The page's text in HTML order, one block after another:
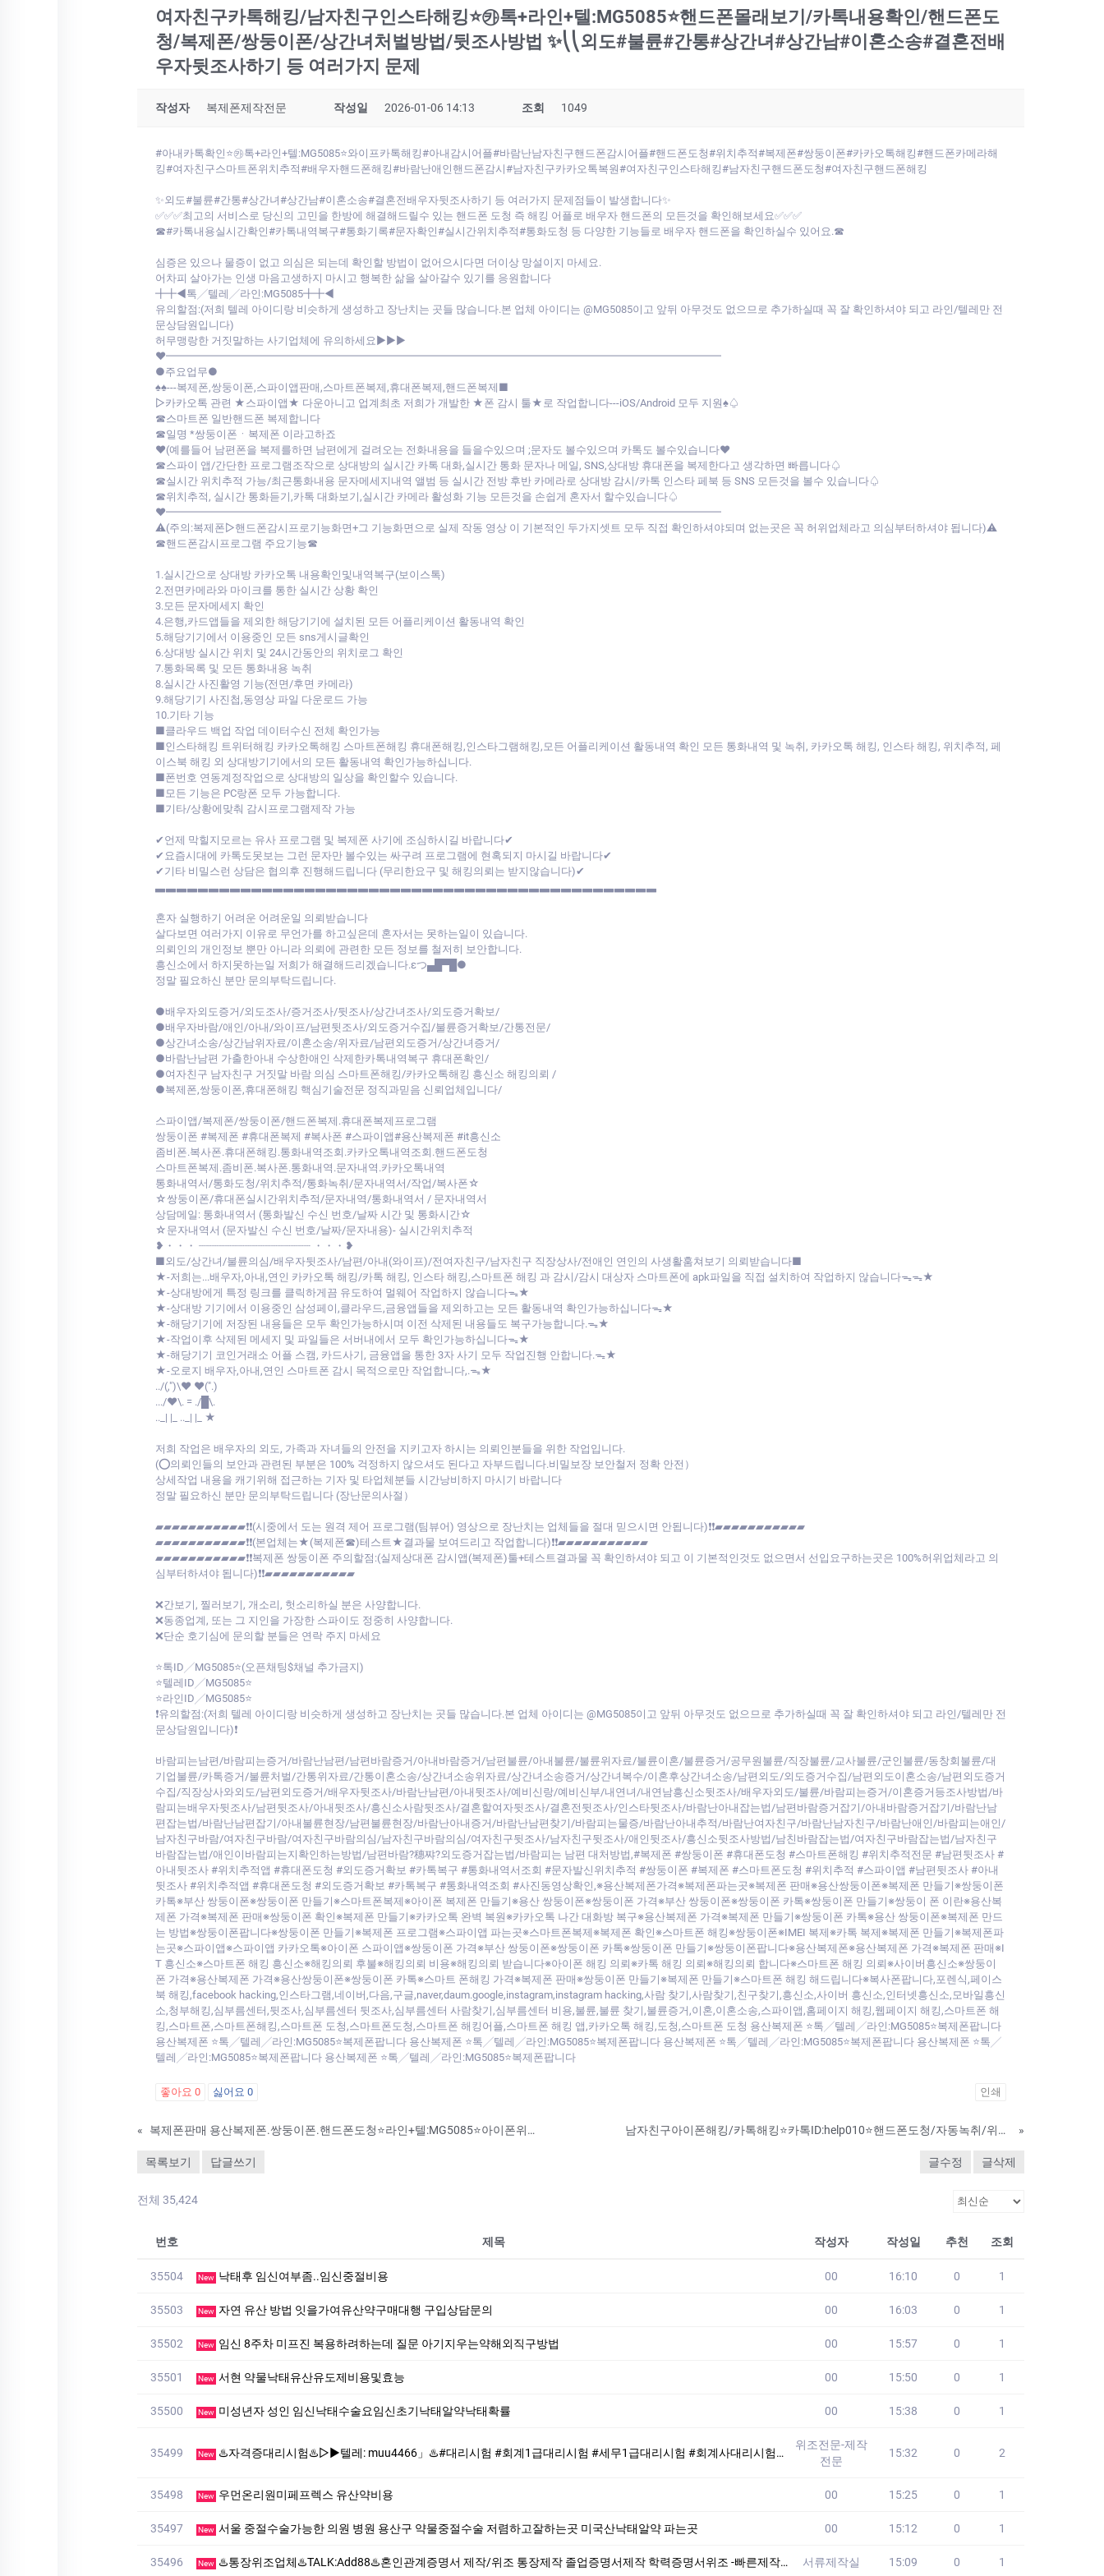
여자친구카톡해킹/남자친구인스타해킹⭐㉸톡+라인+텔:MG5085⭐핸드폰몰래보기/카톡내용확인/핸드폰도
청/복제폰/쌍둥이폰/상간녀처벌방법/뒷조사방법 ✨⎝⎝외도#불륜#간통#상간녀#상간남#이혼소송#결혼전배
우자뒷조사하기 등 여러가지 문제
작성자 복제폰제작전문 작성일 2026-01-06 14:13 조회 1049
#아내카톡확인⭐㉸톡+라인+텔:MG5085⭐와이프카톡해킹#아내감시어플#바람난남자친구핸드폰감시어플#핸드폰도청#위치추적#복제폰#쌍둥이폰#카카오톡해킹#핸드폰카메라해
킹#여자친구스마트폰위치추적#배우자핸드폰해킹#바람난애인핸드폰감시#남자친구카카오톡복원#여자친구인스타해킹#남자친구핸드폰도청#여자친구핸드폰해킹
✨외도#불륜#간통#상간녀#상간남#이혼소송#결혼전배우자뒷조사하기 등 여러가지 문제점들이 발생합니다✨
✅✅✅최고의 서비스로 당신의 고민을 한방에 해결해드릴수 있는 핸드폰 도청 즉 해킹 어플로 배우자 핸드폰의 모든것을 확인해보세요✅✅✅
☎#카톡내용실시간확인#카톡내역복구#통화기록#문자확인#실시간위치추적#통화도청 등 다양한 기능들로 배우자 핸드폰을 확인하실수 있어요.☎
심증은 있으나 물증이 없고 의심은 되는데 확인할 방법이 없어으시다면 더이상 망설이지 마세요.
어차피 살아가는 인생 마음고생하지 마시고 행복한 삶을 살아갈수 있기를 응원합니다
╋╋◀톡╱텔레╱라인:MG5085╋╋◀
유의할점:(저희 텔레 아이디랑 비슷하게 생성하고 장난치는 곳들 많습니다.본 업체 아이디는 @MG5085이고 앞뒤 아무것도 없으므로 추가하실때 꼭 잘 확인하셔야 되고 라인/텔레만 전
문상담원입니다)
허무맹랑한 거짓말하는 사기업체에 유의하세요▶▶▶
♥━━━━━━━━━━━━━━━━━━━━━━━━━━━━━━━━━━━━━━━━━━━━━━━━━━━━
●주요업무●
♠♠---복제폰,쌍둥이폰,스파이앱판매,스마트폰복제,휴대폰복제,핸드폰복제■
▷카카오톡 관련 ★스파이앱★ 다운아니고 업계최초 저희가 개발한 ★폰 감시 툴★로 작업합니다---iOS/Android 모두 지원♠♤
☎스마트폰 일반핸드폰 복제합니다
☎일명 *쌍둥이폰ㆍ복제폰 이라고하죠
♥(예를들어 남편폰을 복제를하면 남편에게 걸려오는 전화내용을 들을수있으며 ;문자도 볼수있으며 카톡도 볼수있습니다♥
☎스파이 앱/간단한 프로그램조작으로 상대방의 실시간 카톡 대화,실시간 통화 문자나 메일, SNS,상대방 휴대폰을 복제한다고 생각하면 빠릅니다♤
☎실시간 위치추적 가능/최근통화내용 문자메세지내역 앨범 등 실시간 전방 후반 카메라로 상대방 감시/카톡 인스타 페북 등 SNS 모든것을 볼수 있습니다♤
☎위치추적, 실시간 통화듣기,카톡 대화보기,실시간 카메라 활성화 기능 모든것을 손쉽게 혼자서 할수있습니다♤
♥━━━━━━━━━━━━━━━━━━━━━━━━━━━━━━━━━━━━━━━━━━━━━━━━━━━━
⚠️(주의:복제폰▷핸드폰감시프로기능화면+그 기능화면으로 실제 작동 영상 이 기본적인 두가지셋트 모두 직접 확인하셔야되며 없는곳은 꼭 허위업체라고 의심부터하셔야 됩니다)⚠️
☎핸드폰감시프로그램 주요기능☎
1.실시간으로 상대방 카카오톡 내용확인및내역복구(보이스톡)
2.전면카메라와 마이크를 통한 실시간 상황 확인
3.모든 문자메세지 확인
4.은행,카드앱들을 제외한 해당기기에 설치된 모든 어플리케이션 활동내역 확인
5.해당기기에서 이용중인 모든 sns게시글확인
6.상대방 실시간 위치 및 24시간동안의 위치로그 확인
7.통화목록 및 모든 통화내용 녹취
8.실시간 사진활영 기능(전면/후면 카메라)
9.해당기기 사진첩,동영상 파일 다운로드 가능
10.기타 기능
■클라우드 백업 작업 데이터수신 전체 확인가능
■인스타해킹 트위터해킹 카카오톡해킹 스마트폰해킹 휴대폰해킹,인스타그램해킹,모든 어플리케이션 활동내역 확인 모든 통화내역 및 녹취, 카카오톡 해킹, 인스타 해킹, 위치추적, 페
이스북 해킹 외 상대방기기에서의 모든 활동내역 확인가능하십니다.
■폰번호 연동계정작업으로 상대방의 일상을 확인할수 있습니다.
■모든 기능은 PC랑폰 모두 가능합니다.
■기타/상황에맞춰 감시프로그램제작 가능
✔언제 막힐지모르는 유사 프로그램 및 복제폰 사기에 조심하시길 바랍니다✔
✔요즘시대에 카톡도못보는 그런 문자만 볼수있는 싸구려 프로그램에 현혹되지 마시길 바랍니다✔
✔기타 비밀스런 상담은 협의후 진행해드립니다 (무리한요구 및 해킹의뢰는 받지않습니다)✔
▃▃▃▃▃▃▃▃▃▃▃▃▃▃▃▃▃▃▃▃▃▃▃▃▃▃▃▃▃▃▃▃▃▃▃▃▃▃▃▃▃▃▃▃▃▃▃
혼자 실행하기 어려운 어려운일 의뢰받습니다
살다보면 여러가지 이유로 무언가를 하고싶은데 혼자서는 못하는일이 있습니다.
의뢰인의 개인정보 뿐만 아니라 의뢰에 관련한 모든 정보를 철저히 보안합니다.
흥신소에서 하지못하는일 저희가 해결해드리겠습니다.εつ▄█▀█●
정말 필요하신 분만 문의부탁드립니다.
●배우자외도증거/외도조사/증거조사/뒷조사/상간녀조사/외도증거확보/
●배우자바람/애인/아내/와이프/남편뒷조사/외도증거수집/불륜증거확보/간통전문/
●상간녀소송/상간남위자료/이혼소송/위자료/남편외도증거/상간녀증거/
●바람난남편 가출한아내 수상한애인 삭제한카톡내역복구 휴대폰확인/
●여자친구 남자친구 거짓말 바람 의심 스마트폰해킹/카카오톡해킹 흥신소 해킹의뢰 /
●복제폰,쌍둥이폰,휴대폰해킹 핵심기술전문 정직과믿음 신뢰업체입니다/
스파이앱/복제폰/쌍둥이폰/핸드폰복제.휴대폰복제프로그램
쌍둥이폰 #복제폰 #휴대폰복제 #복사폰 #스파이앱#용산복제폰 #it흥신소
좀비폰.복사폰.휴대폰해킹.통화내역조회.카카오톡내역조회.핸드폰도청
스마트폰복제.좀비폰.복사폰.통화내역.문자내역.카카오톡내역
통화내역서/통화도청/위치추적/통화녹취/문자내역서/작업/복사폰☆
☆쌍둥이폰/휴대폰실시간위치추적/문자내역/통화내역서 / 문자내역서
상담메일: 통화내역서 (통화발신 수신 번호/날짜 시간 및 통화시간☆
☆문자내역서 (문자발신 수신 번호/날짜/문자내용)- 실시간위치추적
❥・・・ ┈┈┈┈┈┈┈┈┈┈┈┈┈┈┈┈┈ ・・・❥
■외도/상간녀/불륜의심/배우자뒷조사/남편/아내(와이프)/전여자친구/남자친구 직장상사/전애인 연인의 사생활훔쳐보기 의뢰받습니다■
★-저희는...배우자,아내,연인 카카오톡 해킹/카톡 해킹, 인스타 해킹,스마트폰 해킹 과 감시/감시 대상자 스마트폰에 apk파일을 직접 설치하여 작업하지 않습니다ᯓᯓ★
★-상대방에게 특정 링크를 클릭하게끔 유도하여 멀웨어 작업하지 않습니다ᯓ★
★-상대방 기기에서 이용중인 삼성페이,클라우드,금융앱들을 제외하고는 모든 활동내역 확인가능하십니다ᯓ★
★-해당기기에 저장된 내용들은 모두 확인가능하시며 이전 삭제된 내용들도 복구가능합니다.ᯓ★
★-작업이후 삭제된 메세지 및 파일들은 서버내에서 모두 확인가능하십니다ᯓ★
★-해당기기 코인거래소 어플 스캠, 카드사기, 금융앱을 통한 3자 사기 모두 작업진행 안합니다.ᯓ★
★-오로지 배우자,아내,연인 스마트폰 감시 목적으로만 작업합니다,.ᯓ★
../(,")\♥ ♥(".)
.../♥\. = ./█\.
.._| |_ .._| |_ ★
저희 작업은 배우자의 외도, 가족과 자녀들의 안전을 지키고자 하시는 의뢰인분들을 위한 작업입니다.
(⭕의뢰인들의 보안과 관련된 부분은 100% 걱정하지 않으셔도 된다고 자부드립니다.비밀보장 보안철저 정확 안전）
상세작업 내용을 캐기위해 접근하는 기자 및 타업체분들 시간낭비하지 마시기 바랍니다
정말 필요하신 분만 문의부탁드립니다 (장난문의사절）
▰▰▰▰▰▰▰▰▰▰▰❗❗(시중에서 도는 원격 제어 프로그램(팀뷰어) 영상으로 장난치는 업체들을 절대 믿으시면 안됩니다)❗❗▰▰▰▰▰▰▰▰▰▰▰
▰▰▰▰▰▰▰▰▰▰▰❗❗(본업체는★(복제폰☎)테스트★결과물 보여드리고 작업합니다)❗❗▰▰▰▰▰▰▰▰▰▰▰
▰▰▰▰▰▰▰▰▰▰▰❗❗복제폰 쌍둥이폰 주의할점:(실제상대폰 감시앱(복제폰)툴+테스트결과물 꼭 확인하셔야 되고 이 기본적인것도 없으면서 선입요구하는곳은 100%허위업체라고 의
심부터하셔야 됩니다)❗❗▰▰▰▰▰▰▰▰▰▰▰
❌간보기, 찔러보기, 개소리, 헛소리하실 분은 사양합니다.
❌동종업계, 또는 그 지인을 가장한 스파이도 정중히 사양합니다.
❌단순 호기심에 문의할 분들은 연락 주지 마세요
⭐톡ID╱MG5085⭐(오픈채팅$채널 추가금지)
⭐텔레ID╱MG5085⭐
⭐라인ID╱MG5085⭐
❗유의할점:(저희 텔레 아이디랑 비슷하게 생성하고 장난치는 곳들 많습니다.본 업체 아이디는 @MG5085이고 앞뒤 아무것도 없으므로 추가하실때 꼭 잘 확인하셔야 되고 라인/텔레만 전
문상담원입니다)❗
바람피는남편/바람피는증거/바람난남편/남편바람증거/아내바람증거/남편불륜/아내불륜/불륜위자료/불륜이혼/불륜증거/공무원불륜/직장불륜/교사불륜/군인불륜/동창회불륜/대
기업불륜/카톡증거/불륜처벌/간통위자료/간통이혼소송/상간녀소송위자료/상간녀소송증거/상간녀복수/이혼후상간녀소송/남편외도/외도증거수집/남편외도이혼소송/남편외도증거
수집/직장상사와외도/남편외도증거/배우자뒷조사/바람난남편/아내뒷조사/예비신랑/예비신부/내연녀/내연남흥신소뒷조사/배우자외도/불륜/바람피는증거/이혼증거등조사방법/바
람피는배우자뒷조사/남편뒷조사/아내뒷조사/흥신소사람뒷조사/결혼할여자뒷조사/결혼전뒷조사/인스타뒷조사/바람난아내잡는법/남편바람증거잡기/아내바람증거잡기/바람난남
편잡는법/바람난남편잡기/아내불륜현장/남편불륜현장/바람난아내증거/바람난남편찾기/바람피는물증/바람난아내추적/바람난여자친구/바람난남자친구/바람난애인/바람피는애인/
남자친구바람/여자친구바람/여자친구바람의심/남자친구바람의심/여자친구뒷조사/남자친구뒷조사/애인뒷조사/흥신소뒷조사방법/남친바람잡는법/여자친구바람잡는법/남자친구
바람잡는법/애인이바람피는지확인하는방법/남편바람?穗쨔?외도증거잡는법/바람피는 남편 대처방법,#복제폰 #쌍둥이폰 #휴대폰도청 #스마트폰해킹 #위치추적전문 #남편뒷조사 #
아내뒷조사 #위치추적앱 #휴대폰도청 #외도증거확보 #카톡복구 #통화내역서조회 #문자발신위치추적 #쌍둥이폰 #복제폰 #스마트폰도청 #위치추적 #스파이앱 #남편뒷조사 #아내
뒷조사 #위치추적앱 #휴대폰도청 #외도증거확보 #카톡복구 #통화내역조회 #사진동영상확인,※용산복제폰가격※복제폰파는곳※복제폰 판매※용산쌍둥이폰※복제폰 만들기※쌍둥이폰
카톡※부산 쌍둥이폰※쌍둥이폰 만들기※스마트폰복제※아이폰 복제폰 만들기※용산 쌍둥이폰※쌍둥이폰 가격※부산 쌍둥이폰※쌍둥이폰 카톡※쌍둥이폰 만들기※쌍둥이 폰 이란※용산복
제폰 가격※복제폰 판매※쌍둥이폰 확인※복제폰 만들기※카카오톡 완벽 복원※카카오톡 나간 대화방 복구※용산복제폰 가격※복제폰 만들기※쌍둥이폰 카톡※용산 쌍둥이폰※복제폰 만드
는 방법※쌍둥이폰팝니다※쌍둥이폰 만들기※복제폰 프로그램※스파이앱 파는곳※스마트폰복제※복제폰 확인※스마트폰 해킹※쌍둥이폰※IMEI 복제※카톡 복제※복제폰 만들기※복제폰파
는곳※스파이앱※스파이앱 카카오톡※아이폰 스파이앱※쌍둥이폰 가격※부산 쌍둥이폰※쌍둥이폰 카톡※쌍둥이폰 만들기※쌍둥이폰팝니다※용산복제폰※용산복제폰 가격※복제폰 판매※I
T 흥신소※스마트폰 해킹 흥신소※해킹의뢰 후불※해킹의뢰 비용※해킹의뢰 받습니다※아이폰 해킹 의뢰※카톡 해킹 의뢰※해킹의뢰 합니다※스마트폰 해킹 의뢰※사이버흥신소※쌍둥이
폰 가격※용산복제폰 가격※용산쌍둥이폰※쌍둥이폰 카톡※스마트 폰해킹 가격※복제폰 판매※쌍둥이폰 만들기※복제폰 만들기※스마트폰 해킹 해드립니다※복사폰팝니다,포렌식,페이스
북 해킹,facebook hacking,인스타그램,네이버,다음,구글,naver,daum.google,instagram,instagram hacking,사람 찾기,사람찾기,친구찾기,흥신소,사이버 흥신소,인터넷흥신소,모바일흥신
소,청부해킹,심부름센터,뒷조사,심부름센터 뒷조사,심부름센터 사람찾기,심부름센터 비용,불륜,불륜 찾기,불륜증거,이혼,이혼소송,스파이앱,홈페이지 해킹,웹페이지 해킹,스마트폰 해
킹,스마트폰,스마트폰해킹,스마트폰 도청,스마트폰도청,스마트폰 해킹어플,스마트폰 해킹 앱,카카오톡 해킹,도청,스마트폰 도청 용산복제폰 ⭐톡╱텔레╱라인:MG5085⭐복제폰팝니다
용산복제폰 ⭐톡╱텔레╱라인:MG5085⭐복제폰팝니다 용산복제폰 ⭐톡╱텔레╱라인:MG5085⭐복제폰팝니다 용산복제폰 ⭐톡╱텔레╱라인:MG5085⭐복제폰팝니다 용산복제폰 ⭐톡╱
텔레╱라인:MG5085⭐복제폰팝니다 용산복제폰 ⭐톡╱텔레╱라인:MG5085⭐복제폰팝니다
좋아요 0 싫어요 0 인쇄
« 복제폰판매 용산복제폰.쌍둥이폰.핸드폰도청⭐라인+텔:MG5085⭐아이폰위치추적/복제폰/스파이앱/어플/흥신소/심부센터/IT전문/모바일흥신소 남자친구아이폰해킹/카톡해킹⭐카톡ID:help010⭐핸드폰도청/자동녹취/위치추적/복제폰/쌍둥이폰 »
목록보기 답글쓰기 글수정 글삭제
전체 35,424
번호 제목 작성자 작성일 추천 조회
35504 New 낙태후 임신여부좀..임신중절비용 00 16:10 0 1
35503 New 자연 유산 방법 잇을가여유산약구매대행 구입상담문의 00 16:03 0 1
35502 New 임신 8주차 미프진 복용하려하는데 질문 아기지우는약해외직구방법 00 15:57 0 1
35501 New 서현 약물낙태유산유도제비용및효능 00 15:50 0 1
35500 New 미성년자 성인 임신낙태수술요임신초기낙태알약낙태확률 00 15:38 0 1
35499 New ♨️자격증대리시험♨️▷▶텔레: muu4466」♨️#대리시험 #회계1급대리시험 #세무1급대리시험 #회계사대리시험♨️ ♨️제작업체-위조업체-대리시험♨️ #대리시험 #회계1급대리시험 #세무1급대리시험 #회계사대리시험 #세무사대리시
위조전문-제작
전문
15:32 0 2
35498 New 우먼온리원미페프렉스 유산약비용 00 15:25 0 1
35497 New 서울 중절수술가능한 의원 병원 용산구 약물중절수술 저렴하고잘하는곳 미국산낙­태알약 파는곳 00 15:12 0 1
35496 New ♨️통장위조업체♨️TALK:Add88♨️혼인관계증명서 제작/위조 통장제작 졸업증명서제작 학력증명서위조 -빠른제작/확실한퀄리티/원본100%/완벽보안 -전문가와 충분히 상담해 보시기 바랍니다 -완벽한 원본제작합니다 -서 서류제작실 15:09 0 1